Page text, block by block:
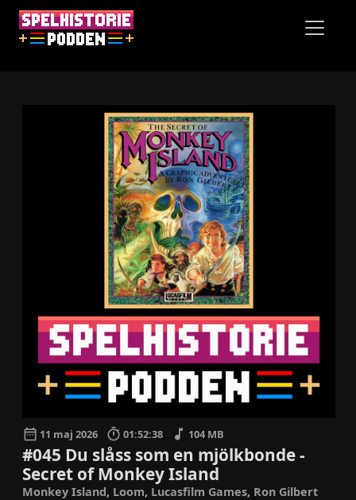
11 maj 2026 01:52:38 104 MB
#045 Du slåss som en mjölkbonde -
Secret of Monkey Island
Monkey Island, Loom, Lucasfilm Games, Ron Gilbert